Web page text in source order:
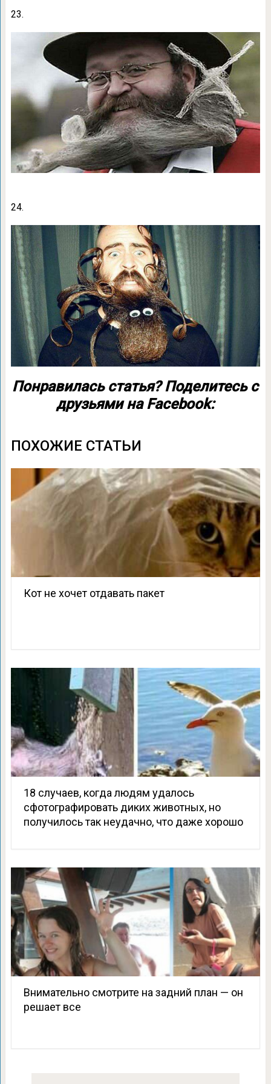
23.
24.
Понравилась статья? Поделитесь с
друзьями на Facebook:
ПОХОЖИЕ СТАТЬИ
Кот не хочет отдавать пакет
18 случаев, когда людям удалось
сфотографировать диких животных, но
получилось так неудачно, что даже хорошо
Внимательно смотрите на задний план — он
решает все